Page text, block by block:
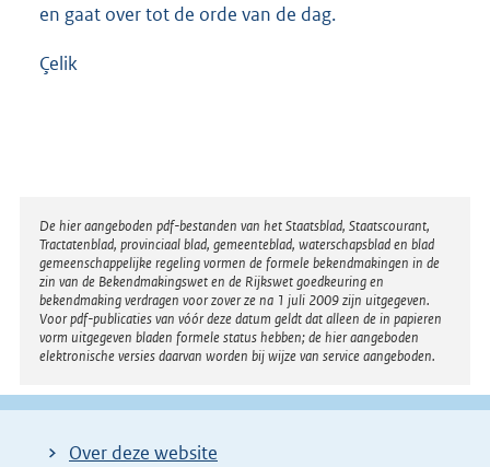
en gaat over tot de orde van de dag.
Çelik
Disclaimer
De hier aangeboden pdf-bestanden van het Staatsblad, Staatscourant,
Tractatenblad, provinciaal blad, gemeenteblad, waterschapsblad en blad
gemeenschappelijke regeling vormen de formele bekendmakingen in de
zin van de Bekendmakingswet en de Rijkswet goedkeuring en
bekendmaking verdragen voor zover ze na 1 juli 2009 zijn uitgegeven.
Voor pdf-publicaties van vóór deze datum geldt dat alleen de in papieren
vorm uitgegeven bladen formele status hebben; de hier aangeboden
elektronische versies daarvan worden bij wijze van service aangeboden.
Over deze website